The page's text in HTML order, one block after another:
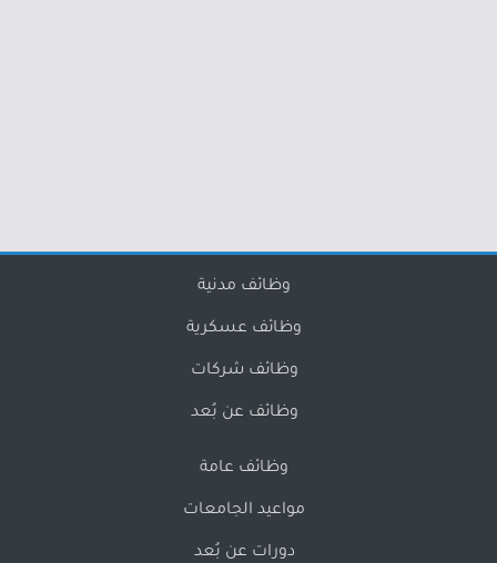
وظائف مدنية
وظائف عسكرية
وظائف شركات
وظائف عن بُعد
وظائف عامة
مواعيد الجامعات
دورات عن بُعد